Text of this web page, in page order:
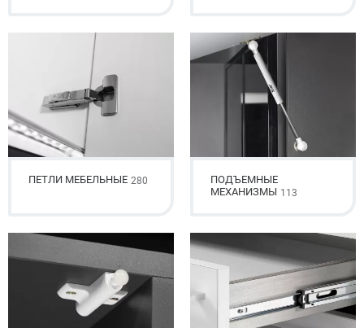
ПЕТЛИ МЕБЕЛЬНЫЕ 280
ПОДЪЕМНЫЕ
МЕХАНИЗМЫ 113